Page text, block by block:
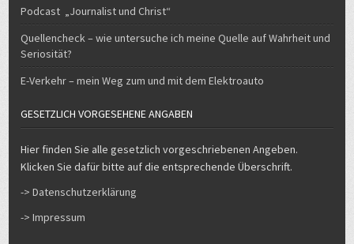
Podcast „Journalist und Christ“
Quellencheck – wie untersuche ich meine Quelle auf Wahrheit und
Seriosität?
E-Verkehr – mein Weg zum und mit dem Elektroauto
GESETZLICH VORGESEHENE ANGABEN
Hier finden Sie alle gesetzlich vorgeschriebenen Angeben.
Klicken Sie dafür bitte auf die entsprechende Überschrift.
-> Datenschutzerklärung
-> Impressum